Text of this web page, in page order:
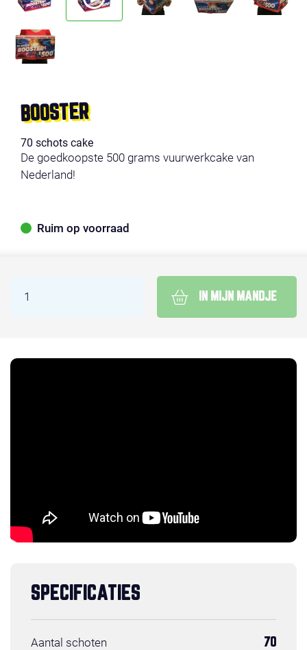
BOOSTER
70 schots cake
De goedkoopste 500 grams vuurwerkcake van
Nederland!
Ruim op voorraad
IN MIJN MANDJE
SPECIFICATIES
Aantal schoten 70